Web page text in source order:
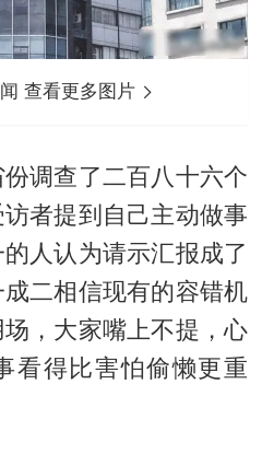
查看更多图片
调查了二百八十六个
者提到自己主动做事
人认为请示汇报成了
二相信现有的容错机
，大家嘴上不提，心
看得比害怕偷懒更重